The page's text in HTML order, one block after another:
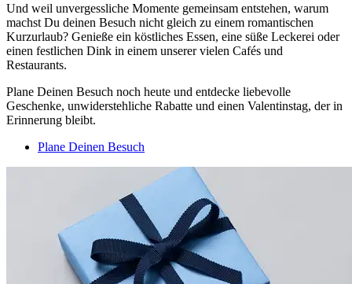
Und weil unvergessliche Momente gemeinsam entstehen, warum
machst Du deinen Besuch nicht gleich zu einem romantischen
Kurzurlaub? Genieße ein köstliches Essen, eine süße Leckerei oder
einen festlichen Dink in einem unserer vielen Cafés und
Restaurants.
Plane Deinen Besuch noch heute und entdecke liebevolle
Geschenke, unwiderstehliche Rabatte und einen Valentinstag, der in
Erinnerung bleibt.
Plane Deinen Besuch